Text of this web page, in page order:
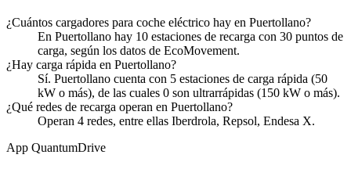
¿Cuántos cargadores para coche eléctrico hay en Puertollano?
En Puertollano hay 10 estaciones de recarga con 30 puntos de
carga, según los datos de EcoMovement.
¿Hay carga rápida en Puertollano?
Sí. Puertollano cuenta con 5 estaciones de carga rápida (50
kW o más), de las cuales 0 son ultrarrápidas (150 kW o más).
¿Qué redes de recarga operan en Puertollano?
Operan 4 redes, entre ellas Iberdrola, Repsol, Endesa X.
App QuantumDrive